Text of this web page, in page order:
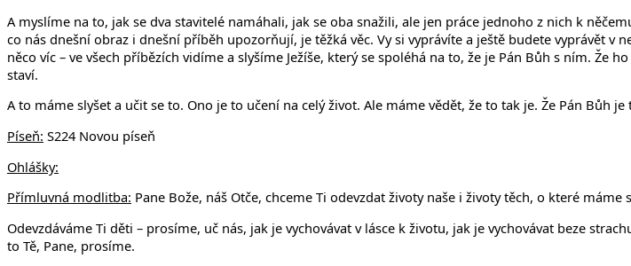
A myslíme na to, jak se dva stavitelé namáhali, jak se oba snažili, ale jen práce jednoho z nich k
co nás dnešní obraz i dnešní příběh upozorňují, je těžká věc. Vy si vyprávíte a ještě budete vyprávět v
něco víc – ve všech příbězích vidíme a slyšíme Ježíše, který se spoléhá na to, že je Pán Bůh s ním.
staví.
A to máme slyšet a učit se to. Ono je to učení na celý život. Ale máme vědět, že to tak je. Že Pán
Píseň: S224 Novou píseň
Ohlášky:
Přímluvná modlitba: Pane Bože, náš Otče, chceme Ti odevzdat životy naše i životy těch, o které
Odevzdáváme Ti děti – prosíme, uč nás, jak je vychovávat v lásce k životu, jak je vychovávat beze
to Tě, Pane, prosíme.